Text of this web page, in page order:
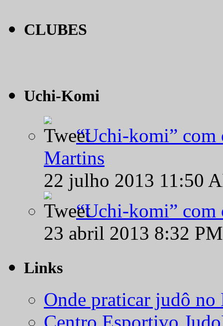
CLUBES
Uchi-Komi
“Uchi-komi” com
Martins
22 julho 2013 11:50
“Uchi-komi” com
23 abril 2013 8:32
Links
Onde praticar judô